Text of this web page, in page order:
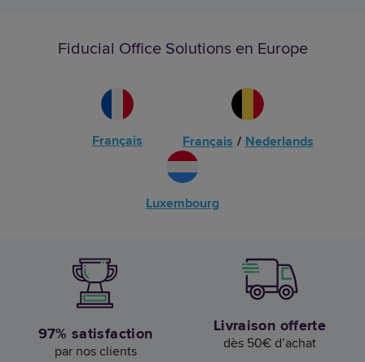
Fiducial Office Solutions en Europe
Français Français / Nederlands
Luxembourg
97% satisfaction
par nos clients
Livraison offerte
dès 50€ d’achat